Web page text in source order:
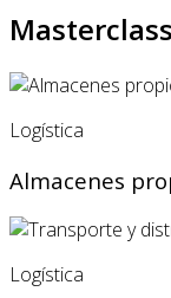
Logística
Almacenes
Logística